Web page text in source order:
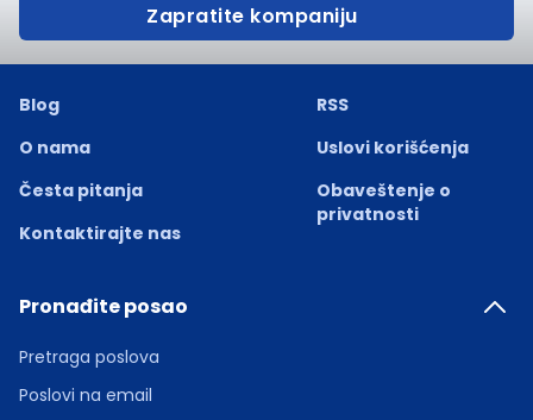
Zapratite kompaniju
Blog
O nama
Česta pitanja
Kontaktirajte nas
RSS
Uslovi korišćenja
Obaveštenje o
privatnosti
Pronađite posao
Pretraga poslova
Poslovi na email